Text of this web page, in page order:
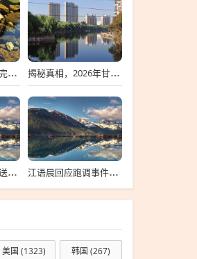
小学生寒假作业未完成离家出走，深度探究背后的原因与应对策略 揭秘真相，2026年甘肃省考标准答案不实传闻背后的真相探索
王楚钦向张本智和送上祝贺背后的故事 江语晨回应跑调事件，每个人都有失误，理解并接纳是关键
美国 (1323) 韩国 (267)